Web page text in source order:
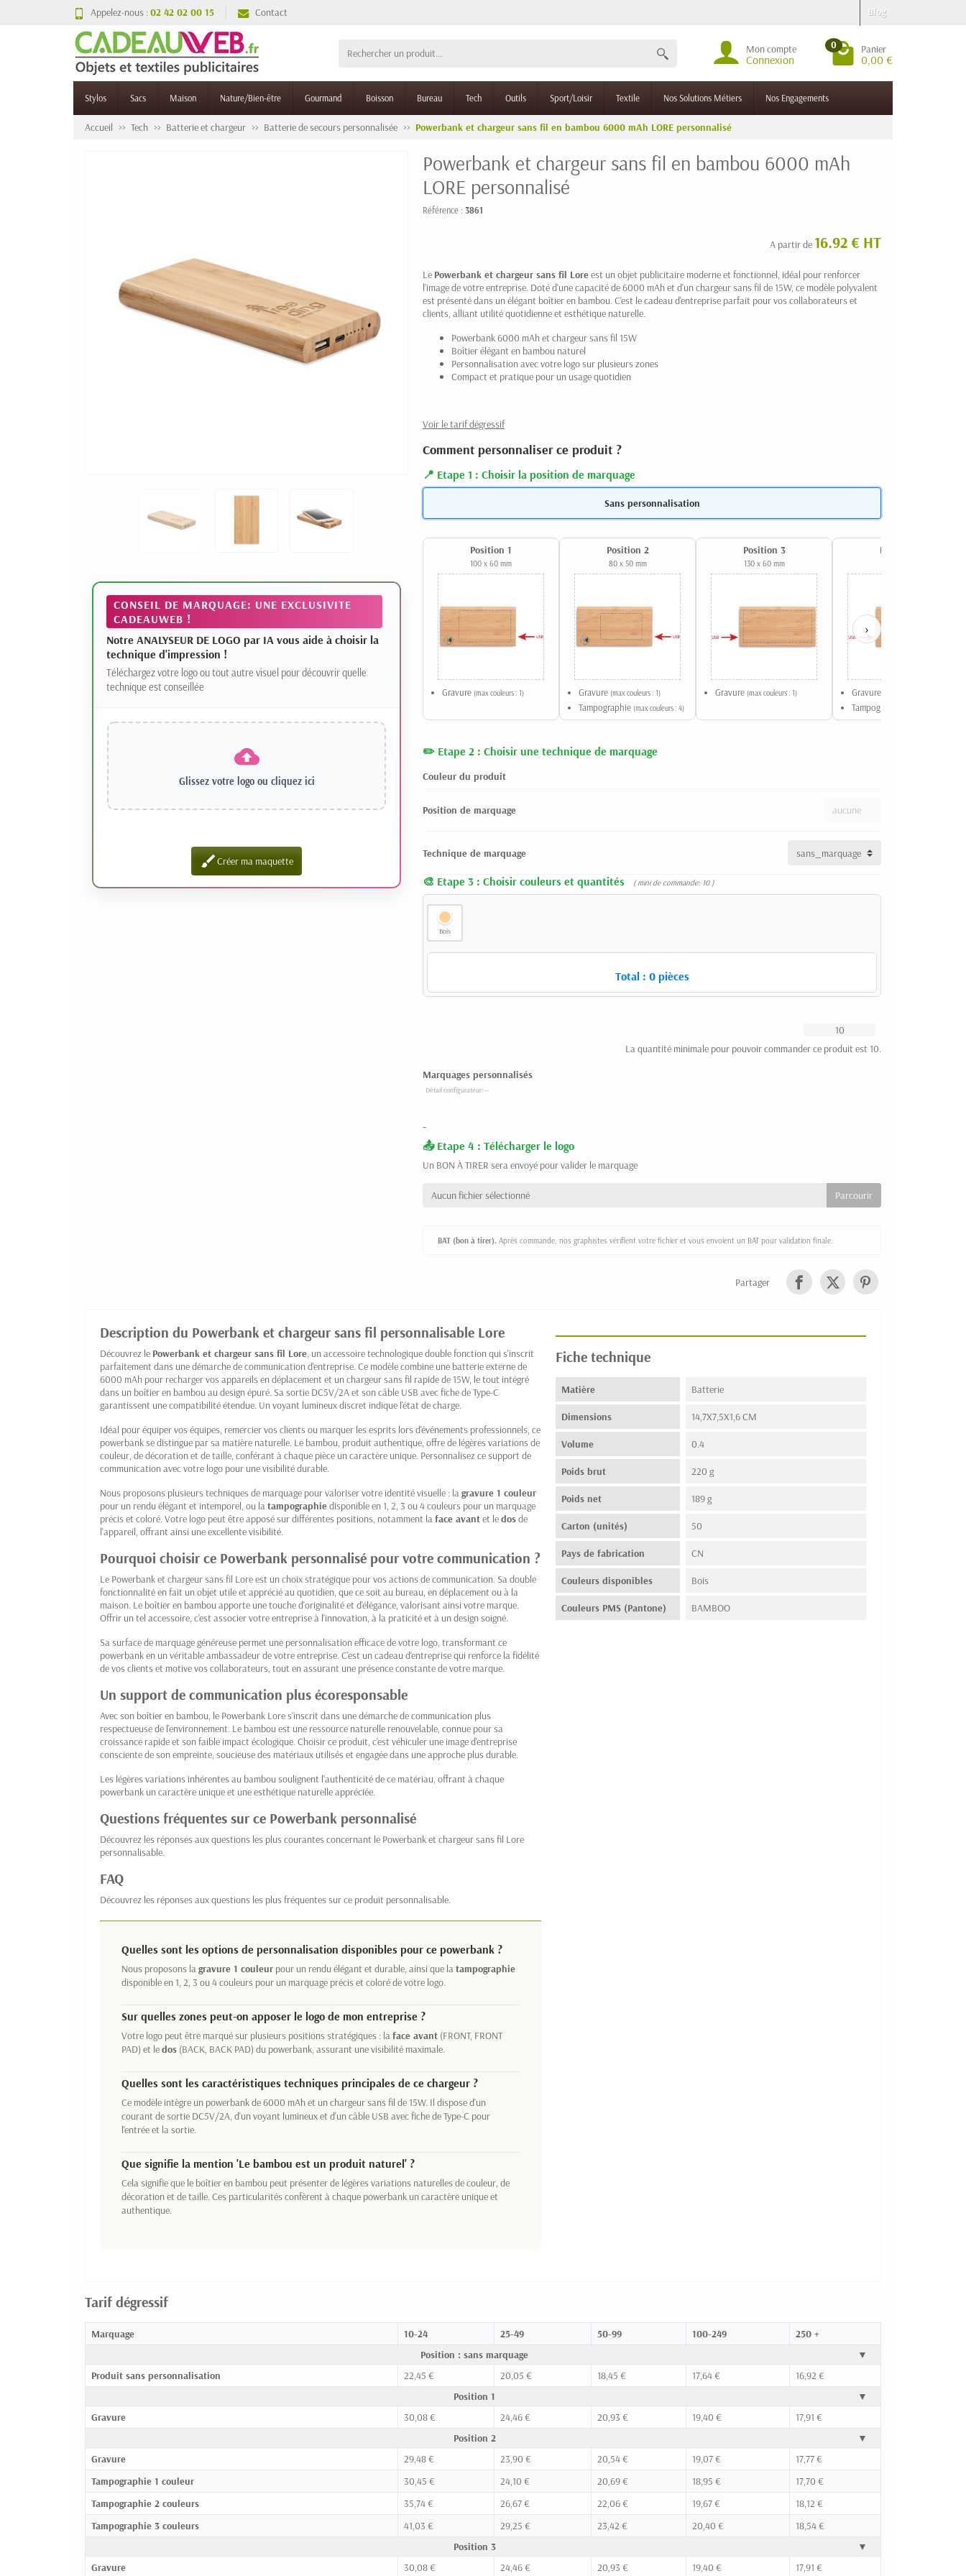
Appelez-nous :02 42 02 00 15 Contact Blog
Mon compte
Connexion
0 Panier
0,00 €
Stylos Sacs Maison Nature/Bien-être Gourmand Boisson Bureau Tech Outils Sport/Loisir Textile Nos Solutions Métiers Nos Engagements
Accueil Tech Batterie et chargeur Batterie de secours personnalisée Powerbank et chargeur sans fil en bambou 6000 mAh LORE personnalisé
CONSEIL DE MARQUAGE: UNE EXCLUSIVITE
CADEAUWEB !
Notre ANALYSEUR DE LOGO par IA vous aide à choisir la
technique d'impression !
Téléchargez votre logo ou tout autre visuel pour découvrir quelle
technique est conseillée
Glissez votre logo ou cliquez ici
brushCréer ma maquette
Powerbank et chargeur sans fil en bambou 6000 mAh
LORE personnalisé
Référence : 3861
A partir de 16.92 € HT
Le Powerbank et chargeur sans fil Loreest un objet publicitaire moderne et fonctionnel, idéal pour renforcer
l'image de votre entreprise. Doté d'une capacité de 6000 mAh et d'un chargeur sans fil de 15W, ce modèle polyvalent
est présenté dans un élégant boîtier en bambou. C'est le cadeau d'entreprise parfait pour vos collaborateurs et
clients, alliant utilité quotidienne et esthétique naturelle.
Powerbank 6000 mAh et chargeur sans fil 15W
Boîtier élégant en bambou naturel
Personnalisation avec votre logo sur plusieurs zones
Compact et pratique pour un usage quotidien
Voir le tarif dégressif
Comment personnaliser ce produit ?
Etape 1 : Choisir la position de marquage
Sans personnalisation
Position 1
100 x 60 mm
Gravure (max couleurs : 1)
Position 2
80 x 50 mm
Gravure (max couleurs : 1)
Tampographie (max couleurs : 4)
Position 3
130 x 60 mm
Gravure (max couleurs : 1)
Position 4
Gravure
Tampographie
›
Etape 2 : Choisir une technique de marquage
Couleur du produit
Position de marquage
Technique de marquage
Etape 3 : Choisir couleurs et quantités ( mini de commande: 10 )
Bois
Total : 0pièces
La quantité minimale pour pouvoir commander ce produit est 10.
Marquages personnalisés
-
Etape 4 : Télécharger le logo
Un BON À TIRER sera envoyé pour valider le marquage
Aucun fichier sélectionné
BAT (bon à tirer). Après commande, nos graphistes vérifient votre fichier et vous envoient un BAT pour validation finale.
Partager
Description du Powerbank et chargeur sans fil personnalisable Lore
Découvrez le Powerbank et chargeur sans fil Lore, un accessoire technologique double fonction qui s'inscrit
parfaitement dans une démarche de communication d'entreprise. Ce modèle combine une batterie externe de
6000 mAh pour recharger vos appareils en déplacement et un chargeur sans fil rapide de 15W, le tout intégré
dans un boîtier en bambou au design épuré. Sa sortie DC5V/2A et son câble USB avec fiche de Type-C
garantissent une compatibilité étendue. Un voyant lumineux discret indique l'état de charge.
Idéal pour équiper vos équipes, remercier vos clients ou marquer les esprits lors d'événements professionnels, ce
powerbank se distingue par sa matière naturelle. Le bambou, produit authentique, offre de légères variations de
couleur, de décoration et de taille, conférant à chaque pièce un caractère unique. Personnalisez ce support de
communication avec votre logo pour une visibilité durable.
Nous proposons plusieurs techniques de marquage pour valoriser votre identité visuelle : lagravure 1 couleur
pour un rendu élégant et intemporel, ou latampographiedisponible en 1, 2, 3 ou 4 couleurs pour un marquage
précis et coloré. Votre logo peut être apposé sur différentes positions, notamment laface avantet ledosde
l'appareil, offrant ainsi une excellente visibilité.
Pourquoi choisir ce Powerbank personnalisé pour votre communication ?
Le Powerbank et chargeur sans fil Lore est un choix stratégique pour vos actions de communication. Sa double
fonctionnalité en fait un objet utile et apprécié au quotidien, que ce soit au bureau, en déplacement ou à la
maison. Le boîtier en bambou apporte une touche d'originalité et d'élégance, valorisant ainsi votre marque.
Offrir un tel accessoire, c'est associer votre entreprise à l'innovation, à la praticité et à un design soigné.
Sa surface de marquage généreuse permet une personnalisation efficace de votre logo, transformant ce
powerbank en un véritable ambassadeur de votre entreprise. C'est un cadeau d'entreprise qui renforce la fidélité
de vos clients et motive vos collaborateurs, tout en assurant une présence constante de votre marque.
Un support de communication plus écoresponsable
Avec son boîtier en bambou, le Powerbank Lore s'inscrit dans une démarche de communication plus
respectueuse de l'environnement. Le bambou est une ressource naturelle renouvelable, connue pour sa
croissance rapide et son faible impact écologique. Choisir ce produit, c'est véhiculer une image d'entreprise
consciente de son empreinte, soucieuse des matériaux utilisés et engagée dans une approche plus durable.
Les légères variations inhérentes au bambou soulignent l'authenticité de ce matériau, offrant à chaque
powerbank un caractère unique et une esthétique naturelle appréciée.
Questions fréquentes sur ce Powerbank personnalisé
Découvrez les réponses aux questions les plus courantes concernant le Powerbank et chargeur sans fil Lore
personnalisable.
FAQ
Découvrez les réponses aux questions les plus fréquentes sur ce produit personnalisable.
Quelles sont les options de personnalisation disponibles pour ce powerbank ?
Nous proposons lagravure 1 couleur pour un rendu élégant et durable, ainsi que latampographie
disponible en 1, 2, 3 ou 4 couleurs pour un marquage précis et coloré de votre logo.
Sur quelles zones peut-on apposer le logo de mon entreprise ?
Votre logo peut être marqué sur plusieurs positions stratégiques : laface avant (FRONT, FRONT
PAD) et ledos (BACK, BACK PAD) du powerbank, assurant une visibilité maximale.
Quelles sont les caractéristiques techniques principales de ce chargeur ?
Ce modèle intègre un powerbank de 6000 mAh et un chargeur sans fil de 15W. Il dispose d'un
courant de sortie DC5V/2A, d'un voyant lumineux et d'un câble USB avec fiche de Type-C pour
l'entrée et la sortie.
Que signifie la mention 'Le bambou est un produit naturel' ?
Cela signifie que le boîtier en bambou peut présenter de légères variations naturelles de couleur, de
décoration et de taille. Ces particularités confèrent à chaque powerbank un caractère unique et
authentique.
Fiche technique
Matière Batterie
Dimensions 14,7X7,5X1,6 CM
Volume 0.4
Poids brut 220 g
Poids net 189 g
Carton (unités) 50
Pays de fabrication CN
Couleurs disponibles Bois
Couleurs PMS (Pantone) BAMBOO
Tarif dégressif
Marquage 10-24 25-49 50-99 100-249
250 +
Position : sans marquage
▼
Produit sans personnalisation
22,45 € 20,05 € 18,45 € 17,64 €
16,92 €
Position 1
▼
Gravure
30,08 € 24,46 € 20,93 € 19,40 €
17,91 €
Position 2
▼
Gravure
29,48 € 23,90 € 20,54 € 19,07 €
17,77 €
Tampographie 1 couleur
30,45 € 24,10 € 20,69 € 18,95 €
17,70 €
Tampographie 2 couleurs
35,74 € 26,67 € 22,06 € 19,67 €
18,12 €
Tampographie 3 couleurs
41,03 € 29,25 € 23,42 € 20,40 €
18,54 €
Position 3
▼
Gravure
30,08 € 24,46 € 20,93 € 19,40 € 17,91 €